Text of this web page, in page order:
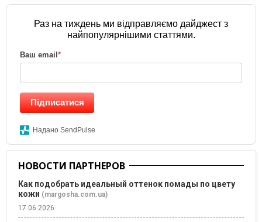
Раз на тиждень ми відправляємо дайджест з
найпопулярнішими статтями.
Ваш email *
Підписатися
Надано SendPulse
НОВОСТИ ПАРТНЕРОВ
Как подобрать идеальный оттенок помады по цвету
кожи (margosha.com.ua)
17.06.2026